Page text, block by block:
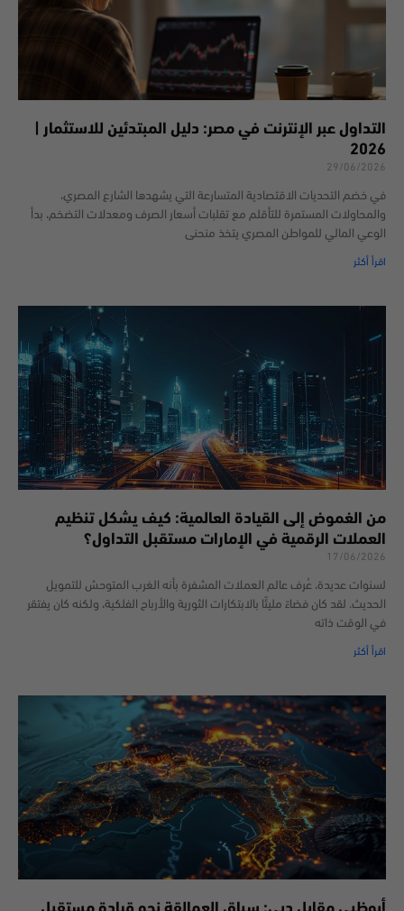
التداول عبر الإنترنت في مصر: دليل المبتدئين للاستثمار |
2026
29/06/2026
في خضم التحديات الاقتصادية المتسارعة التي يشهدها الشارع المصري،
والمحاولات المستمرة للتأقلم مع تقلبات أسعار الصرف ومعدلات التضخم، بدأ
الوعي المالي للمواطن المصري يتخذ منحنى
اقرأ أكثر
من الغموض إلى القيادة العالمية: كيف يشكل تنظيم
العملات الرقمية في الإمارات مستقبل التداول؟
17/06/2026
لسنوات عديدة، عُرف عالم العملات المشفرة بأنه الغرب المتوحش للتمويل
الحديث. لقد كان فضاءً مليئًا بالابتكارات الثورية والأرباح الفلكية، ولكنه كان يفتقر
في الوقت ذاته
اقرأ أكثر